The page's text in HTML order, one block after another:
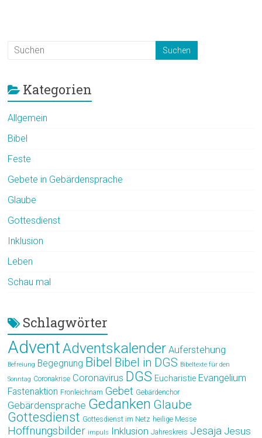
Kategorien
Allgemein
Bibel
Feste
Gebete in Gebärdensprache
Glaube
Gottesdienst
Inklusion
Leben
Schau mal
Schlagwörter
AdventAdventskalender Auferstehung
Befreiung Begegnung Bibel Bibel in DGS Bibeltexte für den
Sonntag Coronakrise Coronavirus DGS Eucharistie Evangelium
Fastenaktion Fronleichnam Gebet Gebärdenchor
Gebärdensprache Gedanken Glaube
Gottesdienst Gottesdienst im Netz heilige Messe
Hoffnungsbilder impuls Inklusion Jahreskreis Jesaja Jesus